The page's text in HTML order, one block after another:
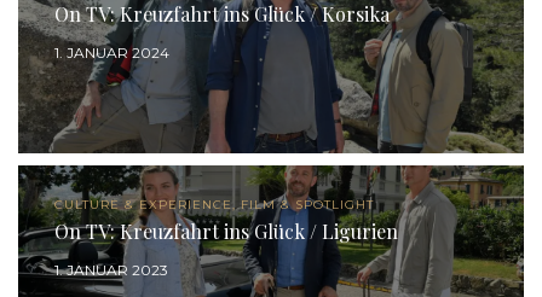
On TV: Kreuzfahrt ins Glück / Korsika
1. JANUAR 2024
CULTURE & EXPERIENCE, FILM & SPOTLIGHT
On TV: Kreuzfahrt ins Glück / Ligurien
1. JANUAR 2023